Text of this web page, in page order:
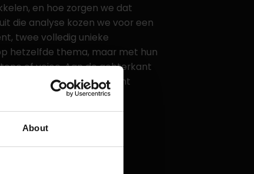
About
en hoe zorgen we dat
die analyse kozen we voor een
twee volledig unieke
hetzelfde thema, maar met hun
of voice. Aan de achterkant
aan de voorkant